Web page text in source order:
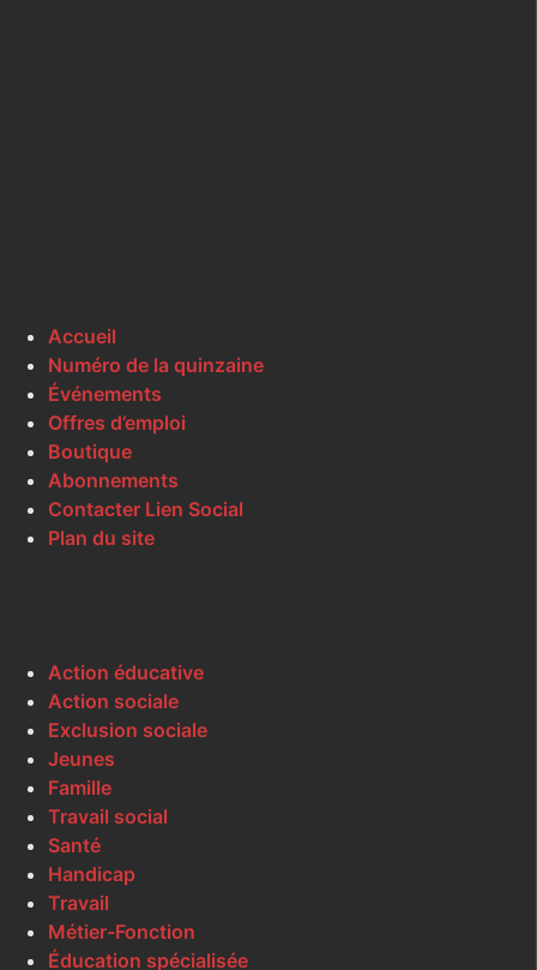
Accueil
Numéro de la quinzaine
Événements
Offres d’emploi
Boutique
Abonnements
Contacter Lien Social
Plan du site
Action éducative
Action sociale
Exclusion sociale
Jeunes
Famille
Travail social
Santé
Handicap
Travail
Métier-Fonction
Éducation spécialisée